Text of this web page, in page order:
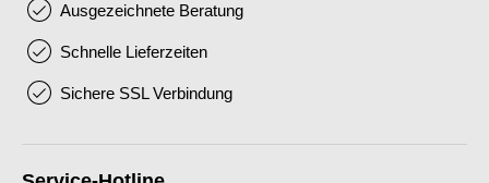
Ausgezeichnete Beratung
Schnelle Lieferzeiten
Sichere SSL Verbindung